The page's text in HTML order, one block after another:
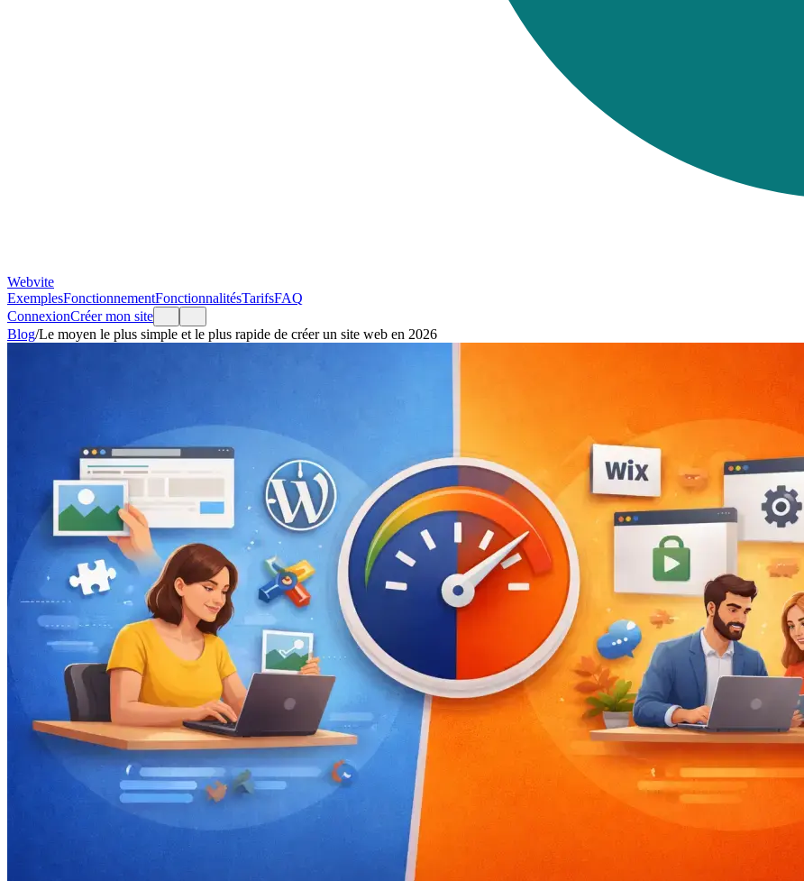
Webvite
ExemplesFonctionnementFonctionnalitésTarifsFAQ
ConnexionCréer mon site
Blog/Le moyen le plus simple et le plus rapide de créer un site web en 2026